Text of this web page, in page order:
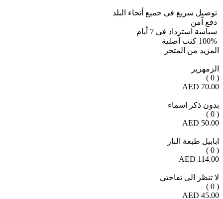
توصيل سريع في جميع أنحاء البلد
دفع آمن
سياسة استرداد في 7 أيام
100% كتب أصلية
المزيد من المتجر
الزمهرير
( 0 )
70.00 AED
بدون ذكر اسماء
( 0 )
50.00 AED
ابابيل طبعة النار
( 0 )
114.00 AED
لا تنظر الى تفاحتي
( 0 )
45.00 AED